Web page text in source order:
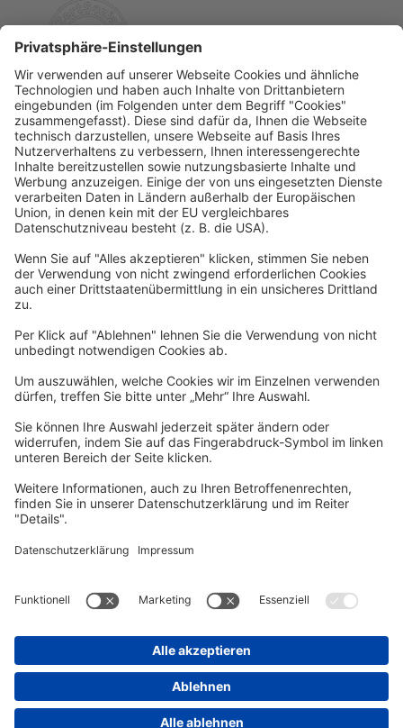
Rechtliches
Allgemeine Geschäftsbedingungen
Widerrufsbelehrung
Datenschutzerklärung
Barrierefreiheitserklärung
Impressum
Newsletter
Per E-Mail informieren wir Sie über interessante Angebote.
Zum Newsletter anmelden
vhs Post
Zur vhs Post anmelden
Kontrast
Kurs-Merkliste
Bitte melden Sie sich über den folgenden Button an:
Sie haben noch kein Konto?
Registrieren Sie sich jetzt
Warenkorb